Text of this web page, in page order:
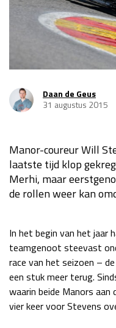
Race
GP VERENIGDE
Kwalificatie
Race
GP SÃO PAULO 2026
Kwalificatie
Race
LAS VEGAS
GP ABU DHABI
Daan de Geus
31 augustus 2015
Manor-coureur Will
laatste tijd klop
Merhi, maar
de rollen weer kan
In het begin van het jaar
teamgenoot steevast
race van het seizoen –
een stuk meer terug.
waarin beide Manors aan
vier keer voor Stevens